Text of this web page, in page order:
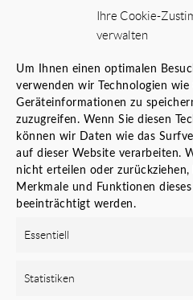
Ihre Cookie-
verwalten
Um Ihnen einen optimalen
verwenden wir Technologien wie
Geräteinformationen zu
zuzugreifen. Wenn Sie diesen
können wir Daten wie das
auf dieser Website verarbeiten.
nicht erteilen oder
Merkmale und Funktionen
beeinträchtigt werden.
Essentiell
Statistiken
Standortanalyse vor Standortwechsel
Bauherrenvertretung
Örtliche Bauaufsicht (ÖBA)
Planungs- und Baustellenkoordinator
LINKS
Karriere
Datenschutz
Cookie-Richtlinie (EU)
Newsletter
FOLGEN SIE UNS